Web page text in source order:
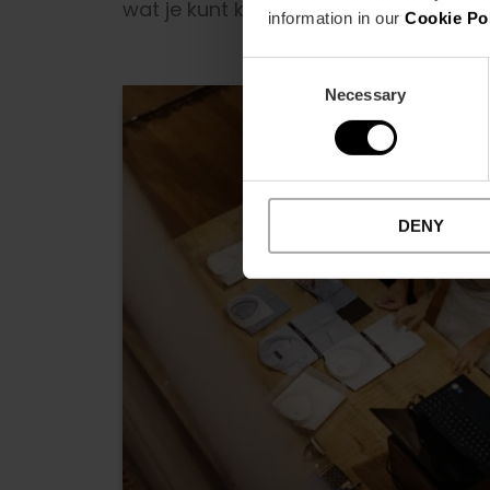
information in our Cookie
Necessary
DENY
wat je kunt kopen en waar je de